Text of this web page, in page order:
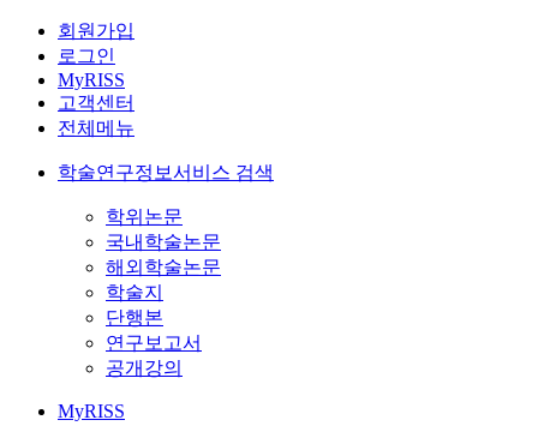
회원가입
로그인
MyRISS
고객센터
전체메뉴
학술연구정보서비스 검색
학위논문
국내학술논문
해외학술논문
학술지
단행본
연구보고서
공개강의
MyRISS